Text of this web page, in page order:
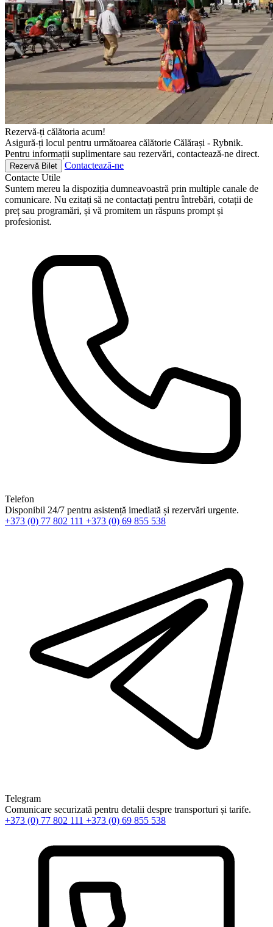
Rezervă-ți călătoria acum!
Asigură-ți locul pentru următoarea călătorie Călărași - Rybnik.
Pentru informații suplimentare sau rezervări, contactează-ne direct.
Rezervă Bilet
Contactează-ne
Contacte Utile
Suntem mereu la dispoziția dumneavoastră prin multiple canale de
comunicare. Nu ezitați să ne contactați pentru întrebări, cotații de
preț sau programări, și vă promitem un răspuns prompt și
profesionist.
Telefon
Disponibil 24/7 pentru asistență imediată și rezervări urgente.
+373 (0) 77 802 111 +373 (0) 69 855 538
Telegram
Comunicare securizată pentru detalii despre transporturi și tarife.
+373 (0) 77 802 111 +373 (0) 69 855 538